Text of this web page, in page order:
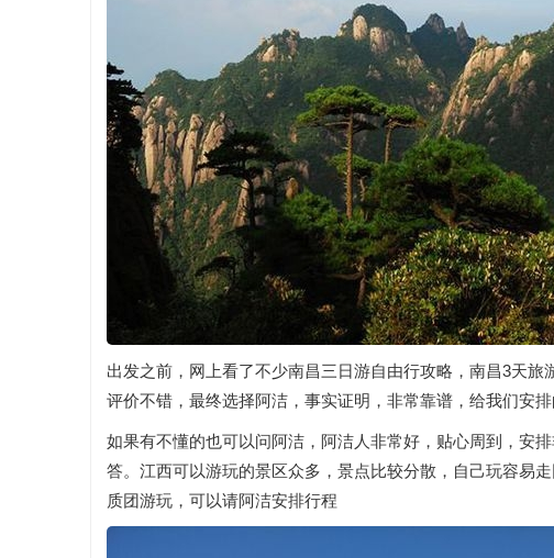
出发之前，网上看了不少南昌三日游自由行攻略，南昌3天
评价不错，最终选择阿洁，事实证明，非常靠谱，给我们安排
如果有不懂的也可以问阿洁，阿洁人非常好，贴心周到，安
答。江西可以游玩的景区众多，景点比较分散，自己玩容易
质团游玩，可以请阿洁安排行程